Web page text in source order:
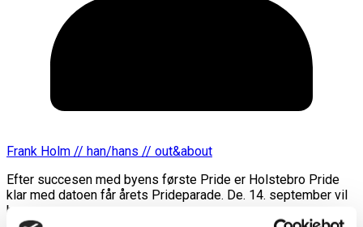
Frank Holm // han/hans // out&about
Efter succesen med byens første Pride er Holstebro Pride
klar med datoen får årets Prideparade. De. 14. september vil
byen